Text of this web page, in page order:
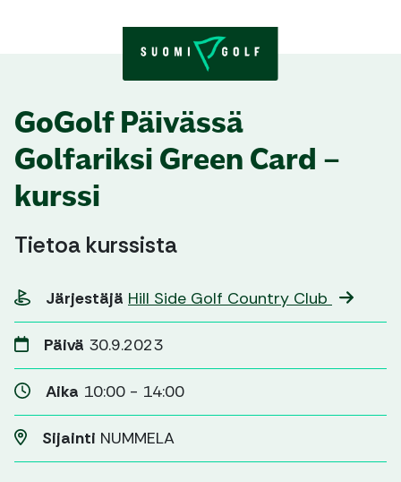
GoGolf Päivässä
Golfariksi Green Card –
kurssi
Tietoa kurssista
Järjestäjä Hill Side Golf Country Club
Päivä 30.9.2023
Aika 10:00 - 14:00
Sijainti NUMMELA